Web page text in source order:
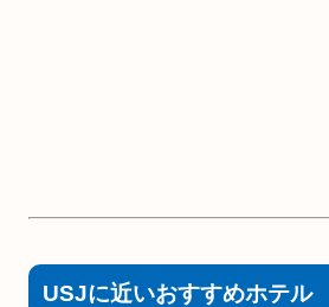
USJに近いおすすめホテル